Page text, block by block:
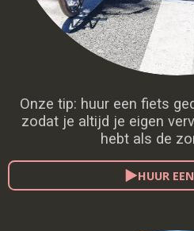
Onze tip: huur een fiets
zodat je altijd je eigen
hebt als de
HUUR